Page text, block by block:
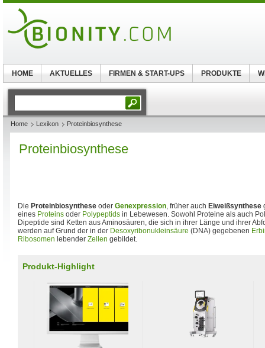
Home Lexikon Proteinbiosynthese
Proteinbiosynthese
Die Proteinbiosynthese oder Genexpression, früher auch Eiweißsynthese
eines Proteins oder Polypeptids in Lebewesen. Sowohl Proteine als auch
Dipeptide sind Ketten aus Aminosäuren, die sich in ihrer Länge und ihrer
werden auf Grund der in der Desoxyribonukleinsäure (DNA) gegebenen
Ribosomen lebender Zellen gebildet.
Produkt-Highlight
HOME AKTUELLES FIRMEN & START-UPS PRODUKTE